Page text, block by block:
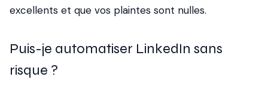
excellents et que vos plaintes sont nulles.
Puis-je automatiser LinkedIn sans
risque ?